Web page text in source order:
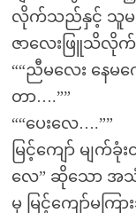
လိုက်သည်နှင့် သူမ
ဇာလေးဖြူသိလို
““ညီမလေး နေ
တာ….””
““ပေးလေ….””
မြင့်ကျော် မျက်
လေ” ဆိုသော အ
မှ မြင့်ကျော်မကြ